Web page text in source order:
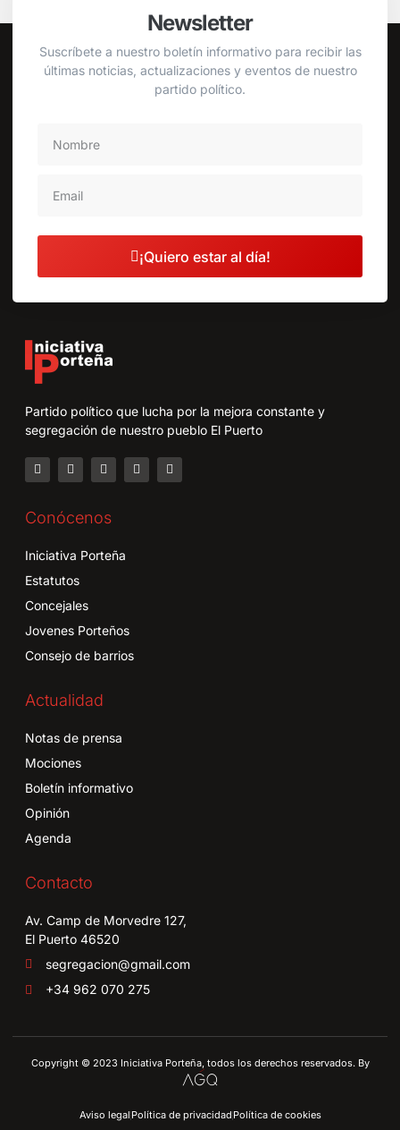
Newsletter
Suscríbete a nuestro boletín informativo para recibir las
últimas noticias, actualizaciones y eventos de nuestro
partido político.
¡Quiero estar al día!
Partido político que lucha por la mejora constante y
segregación de nuestro pueblo El Puerto
Conócenos
Iniciativa Porteña
Estatutos
Concejales
Jovenes Porteños
Consejo de barrios
Actualidad
Notas de prensa
Mociones
Boletín informativo
Opinión
Agenda
Contacto
Av. Camp de Morvedre 127,
El Puerto 46520
segregacion@gmail.com
+34 962 070 275
Copyright © 2023 Iniciativa Porteña, todos los derechos reservados. By
Aviso legalPolítica de privacidadPolítica de cookies